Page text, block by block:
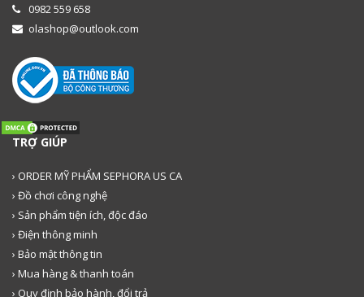
0982 559 658
olashop@outlook.com
TRỢ GIÚP
› ORDER MỸ PHẨM SEPHORA US CA
› Đồ chơi công nghệ
› Sản phẩm tiện ích, độc đáo
› Điện thông minh
› Bảo mật thông tin
› Mua hàng & thanh toán
› Quy định bảo hành, đổi trả